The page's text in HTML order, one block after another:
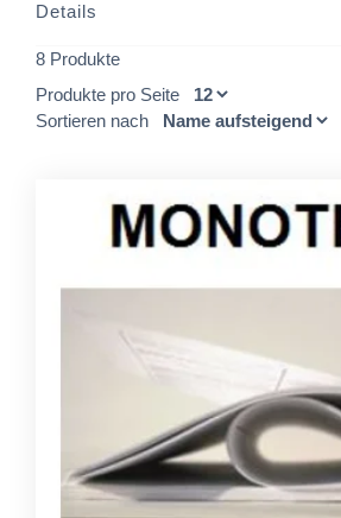
Details
8 Produkte
Produkte pro Seite
Sortieren nach